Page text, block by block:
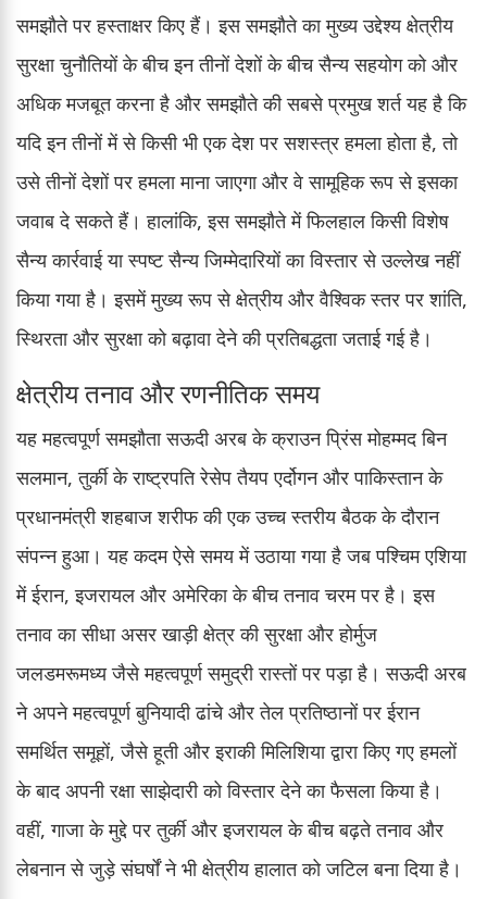
समझौते पर हस्ताक्षर किए हैं। इस समझौते का मुख्य उद्देश्य क्षेत्रीय
सुरक्षा चुनौतियों के बीच इन तीनों देशों के बीच सैन्य सहयोग को और
अधिक मजबूत करना है और समझौते की सबसे प्रमुख शर्त यह है कि
यदि इन तीनों में से किसी भी एक देश पर सशस्त्र हमला होता है, तो
उसे तीनों देशों पर हमला माना जाएगा और वे सामूहिक रूप से इसका
जवाब दे सकते हैं। हालांकि, इस समझौते में फिलहाल किसी विशेष
सैन्य कार्रवाई या स्पष्ट सैन्य जिम्मेदारियों का विस्तार से उल्लेख नहीं
किया गया है। इसमें मुख्य रूप से क्षेत्रीय और वैश्विक स्तर पर शांति,
स्थिरता और सुरक्षा को बढ़ावा देने की प्रतिबद्धता जताई गई है।
क्षेत्रीय तनाव और रणनीतिक समय
यह महत्वपूर्ण समझौता सऊदी अरब के क्राउन प्रिंस मोहम्मद बिन
सलमान, तुर्की के राष्ट्रपति रेसेप तैयप एर्दोगन और पाकिस्तान के
प्रधानमंत्री शहबाज शरीफ की एक उच्च स्तरीय बैठक के दौरान
संपन्न हुआ। यह कदम ऐसे समय में उठाया गया है जब पश्चिम एशिया
में ईरान, इजरायल और अमेरिका के बीच तनाव चरम पर है। इस
तनाव का सीधा असर खाड़ी क्षेत्र की सुरक्षा और होर्मुज
जलडमरूमध्य जैसे महत्वपूर्ण समुद्री रास्तों पर पड़ा है। सऊदी अरब
ने अपने महत्वपूर्ण बुनियादी ढांचे और तेल प्रतिष्ठानों पर ईरान
समर्थित समूहों, जैसे हूती और इराकी मिलिशिया द्वारा किए गए हमलों
के बाद अपनी रक्षा साझेदारी को विस्तार देने का फैसला किया है।
वहीं, गाजा के मुद्दे पर तुर्की और इजरायल के बीच बढ़ते तनाव और
लेबनान से जुड़े संघर्षों ने भी क्षेत्रीय हालात को जटिल बना दिया है।